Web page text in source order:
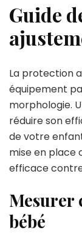
Guide
La protection
équipement
morphologie.
réduire son
de votre
mise en place
efficace
Mesurer
bébé